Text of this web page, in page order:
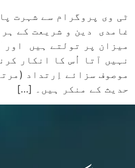
ٹی وی پروگرام سے شہرت
غامدی دین و شریعت کے
میزان پر تولتے ہیں اور
نہیں آتا اُس کا انکار
موصوف سزائے اِرتداد
حدیث کے منکر ہیں۔ […]